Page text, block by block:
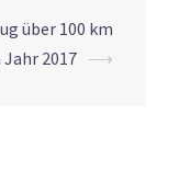
über 100 km
Jahr 2017 ⟶